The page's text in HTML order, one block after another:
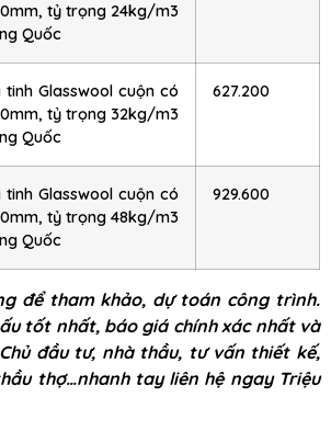
tỷ trọng 24kg/m3
Quốc
tinh Glasswool cuộn có
tỷ trọng 32kg/m3
Quốc
627.200
tinh Glasswool cuộn có
tỷ trọng 48kg/m3
Quốc
929.600
để tham khảo, dự toán công trình.
tốt nhất, báo giá chính xác nhất và
đầu tư, nhà thầu, tư vấn thiết kế,
thợ…nhanh tay liên hệ ngay Triệu